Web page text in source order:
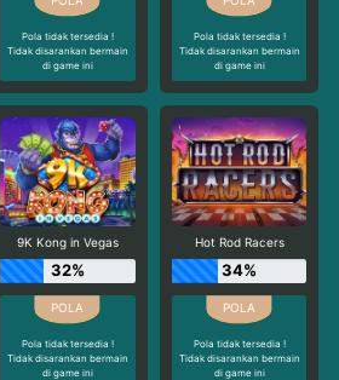
Pola tidak tersedia !
Tidak disarankan bermain
di game ini
Pola tidak tersedia !
Tidak disarankan bermain
di game ini
9K Kong in Vegas
32%
Pola tidak tersedia !
Tidak disarankan bermain
di game ini
Hot Rod Racers
34%
Pola tidak tersedia !
Tidak disarankan bermain
di game ini